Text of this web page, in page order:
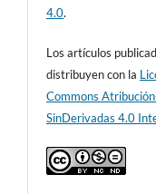
4.0.
Los artículos
distribuyen con la
Commons
SinDerivadas 4.0